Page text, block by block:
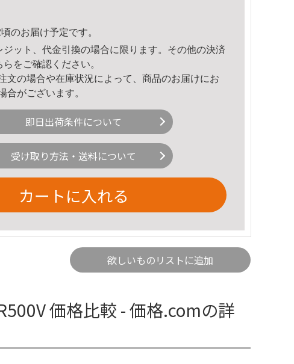
のお届け予定です。
ジット、代金引換の場合に限ります。その他の決済
ら をご確認ください。
文の場合や在庫状況によって、商品のお届けにお
合がございます。
即日出荷条件について
受け取り方法・送料について
カートに入れる
欲しいものリストに追加
価格比較 - 価格.comの詳